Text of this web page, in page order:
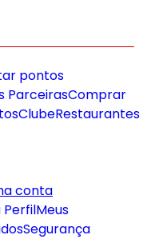
pontos
ParceirasComprar
ClubeRestaurantes
conta
PerfilMeus
Segurança